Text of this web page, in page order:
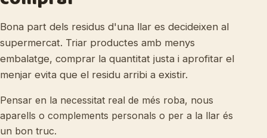
Bona part dels residus d'una llar es decideixen al
supermercat. Triar productes amb menys
embalatge, comprar la quantitat justa i aprofitar el
menjar evita que el residu arribi a existir.
Pensar en la necessitat real de més roba, nous
aparells o complements personals o per a la llar és
un bon truc.